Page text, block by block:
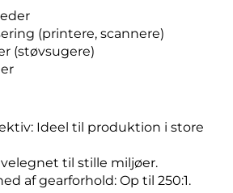
(printere, scannere)
(støvsugere)
Ideel til produktion i store
velegnet til stille miljøer.
af gearforhold: Op til 250:1.